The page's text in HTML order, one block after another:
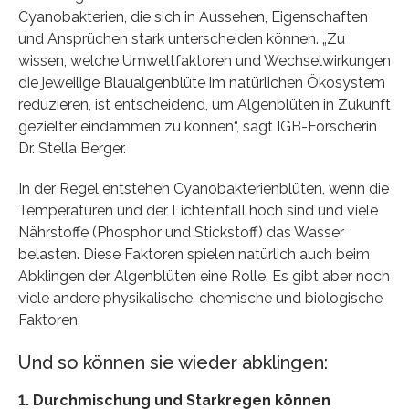
Cyanobakterien, die sich in Aussehen, Eigenschaften
und Ansprüchen stark unterscheiden können. „Zu
wissen, welche Umweltfaktoren und Wechselwirkungen
die jeweilige Blaualgenblüte im natürlichen Ökosystem
reduzieren, ist entscheidend, um Algenblüten in Zukunft
gezielter eindämmen zu können“, sagt IGB-Forscherin
Dr. Stella Berger.
In der Regel entstehen Cyanobakterienblüten, wenn die
Temperaturen und der Lichteinfall hoch sind und viele
Nährstoffe (Phosphor und Stickstoff) das Wasser
belasten. Diese Faktoren spielen natürlich auch beim
Abklingen der Algenblüten eine Rolle. Es gibt aber noch
viele andere physikalische, chemische und biologische
Faktoren.
Und so können sie wieder abklingen:
1. Durchmischung und Starkregen können